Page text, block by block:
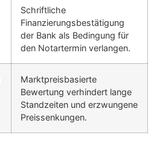
Schriftliche
Finanzierungsbestätigung
der Bank als Bedingung für
den Notartermin verlangen.
Marktpreisbasierte
Bewertung verhindert lange
Standzeiten und erzwungene
Preissenkungen.